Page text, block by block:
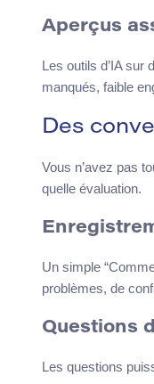
Aperçus
Les outils d’IA
manqués, faible
Des
Vous n’avez pas
quelle évaluation.
Un simple
problèmes, de
Questions
Les questions